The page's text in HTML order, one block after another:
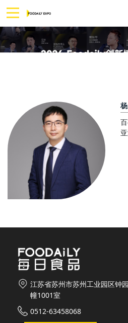
江苏省苏州市苏州工业园区钟
幢1001室
0512-63458068